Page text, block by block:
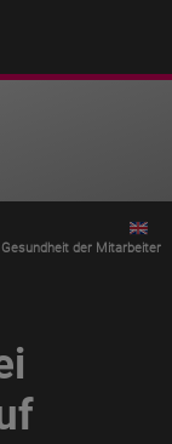
der Mitarbeiter